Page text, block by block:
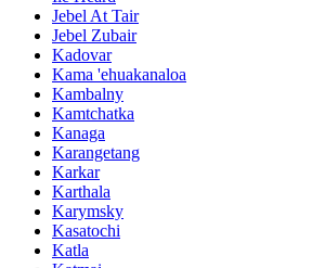
Jebel At Tair
Jebel Zubair
Kadovar
Kama 'ehuakanaloa
Kambalny
Kamtchatka
Kanaga
Karangetang
Karkar
Karthala
Karymsky
Kasatochi
Katla